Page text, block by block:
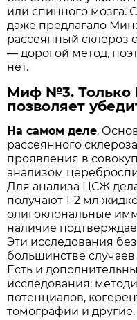
или спинного мозга.
даже предлагало
рассеянный склероз
— дорогой метод,
нет.
Миф №3. Только
позволяет
На самом деле.
рассеянного
проявления в
анализом
Для анализа ЦСЖ
получают 1-2 мл
олигоклональные
наличие
Эти исследования
большинстве
Есть и
исследования:
потенциалов,
томографии и другие.